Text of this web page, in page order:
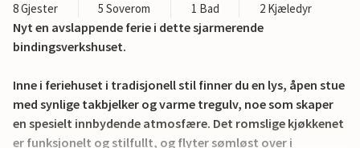
8 Gjester 5 Soverom 1 Bad 2 Kjæledyr
Nyt en avslappende ferie i dette sjarmerende
bindingsverkshuset.
Inne i feriehuset i tradisjonell stil finner du en lys, åpen stue
med synlige takbjelker og varme tregulv, noe som skaper
en spesielt innbydende atmosfære. Det romslige kjøkkenet
er funksjonelt og stilfullt, og flyter sømløst over i